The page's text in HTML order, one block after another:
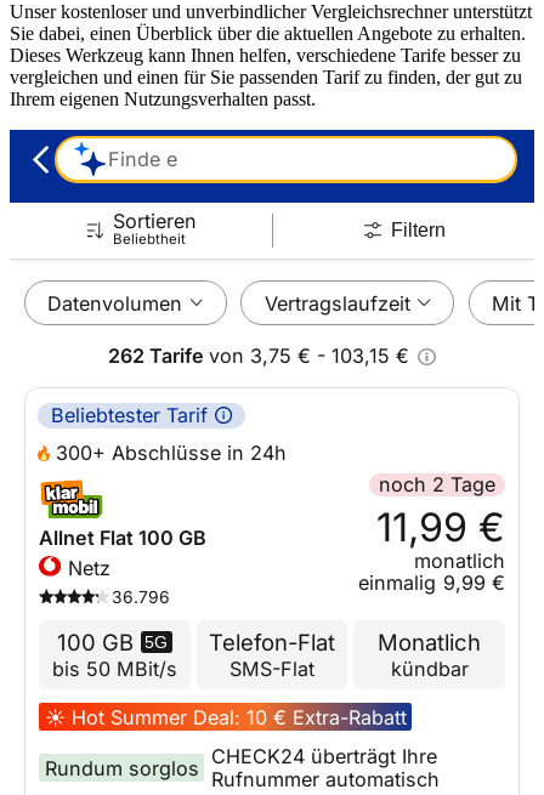
Unser kostenloser und unverbindlicher Vergleichsrechner unterstützt
Sie dabei, einen Überblick über die aktuellen Angebote zu erhalten.
Dieses Werkzeug kann Ihnen helfen, verschiedene Tarife besser zu
vergleichen und einen für Sie passenden Tarif zu finden, der gut zu
Ihrem eigenen Nutzungsverhalten passt.